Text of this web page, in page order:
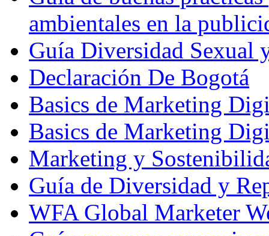
ambientales en la
Guía Diversidad Sexual
Declaración De Bogotá
Basics de Marketing
Basics de Marketing
Marketing y
Guía de Diversidad y
WFA Global Marketer